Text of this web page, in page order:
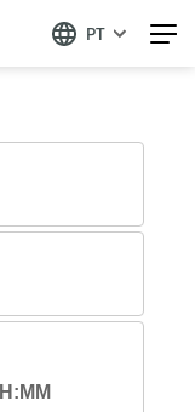
PT